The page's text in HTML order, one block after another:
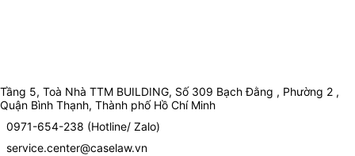
Tầng 5, Toà Nhà TTM BUILDING, Số 309 Bạch Đằng , Phường 2 ,
Quận Bình Thạnh, Thành phố Hồ Chí Minh
0971-654-238 (Hotline/ Zalo)
service.center@caselaw.vn